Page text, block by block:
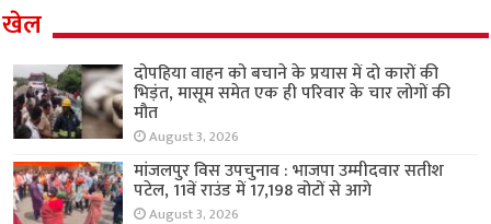
खेल
दोपहिया वाहन को बचाने के प्रयास में दो कारों की
भिड़ंत, मासूम समेत एक ही परिवार के चार लोगों की
मौत
August 3, 2026
मांजलपुर विस उपचुनाव : भाजपा उम्मीदवार सतीश
पटेल, 11वें राउंड में 17,198 वोटों से आगे
August 3, 2026